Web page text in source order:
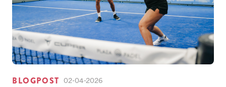
BLOGPOST 02-04-2026